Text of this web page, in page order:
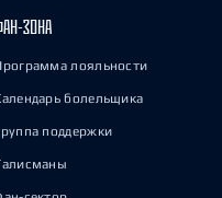
ЗОНА
лояльности
болельщика
поддержки